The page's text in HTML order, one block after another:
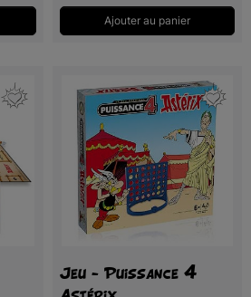
Ajouter au panier
Jeu - Puissance 4